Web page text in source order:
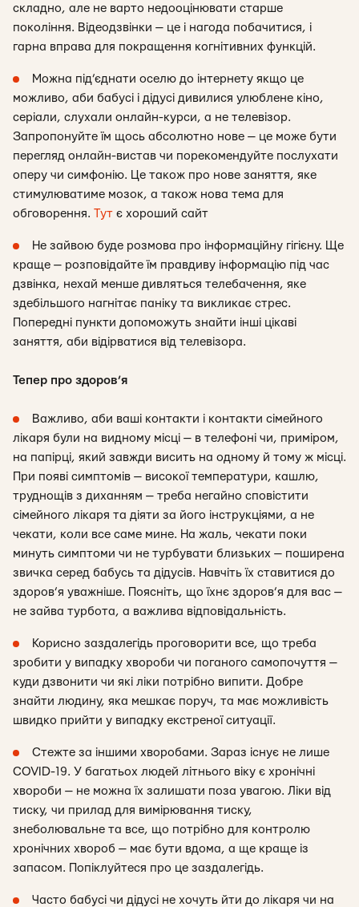
складно, але не варто недооцінювати старше
покоління. Відеодзвінки — це і нагода побачитися, і
гарна вправа для покращення когнітивних функцій.
Можна під’єднати оселю до інтернету якщо це
можливо, аби бабусі і дідусі дивилися улюблене кіно,
серіали, слухали онлайн-курси, а не телевізор.
Запропонуйте їм щось абсолютно нове — це може бути
перегляд онлайн-вистав чи порекомендуйте послухати
оперу чи симфонію. Це також про нове заняття, яке
стимулюватиме мозок, а також нова тема для
обговорення. Тут є хороший сайт
Не зайвою буде розмова про інформаційну гігієну. Ще
краще — розповідайте їм правдиву інформацію під час
дзвінка, нехай менше дивляться телебачення, яке
здебільшого нагнітає паніку та викликає стрес.
Попередні пункти допоможуть знайти інші цікаві
заняття, аби відірватися від телевізора.
Тепер про здоров’я
Важливо, аби ваші контакти і контакти сімейного
лікаря були на видному місці — в телефоні чи, приміром,
на папірці, який завжди висить на одному й тому ж місці.
При появі симптомів — високої температури, кашлю,
труднощів з диханням — треба негайно сповістити
сімейного лікаря та діяти за його інструкціями, а не
чекати, коли все саме мине. На жаль, чекати поки
минуть симптоми чи не турбувати близьких — поширена
звичка серед бабусь та дідусів. Навчіть їх ставитися до
здоров’я уважніше. Поясніть, що їхнє здоров’я для вас —
не зайва турбота, а важлива відповідальність.
Корисно заздалегідь проговорити все, що треба
зробити у випадку хвороби чи поганого самопочуття —
куди дзвонити чи які ліки потрібно випити. Добре
знайти людину, яка мешкає поруч, та має можливість
швидко прийти у випадку екстреної ситуації.
Стежте за іншими хворобами. Зараз існує не лише
COVID-19. У багатьох людей літнього віку є хронічні
хвороби — не можна їх залишати поза увагою. Ліки від
тиску, чи прилад для вимірювання тиску,
знеболювальне та все, що потрібно для контролю
хронічних хвороб — має бути вдома, а ще краще із
запасом. Попіклуйтеся про це заздалегідь.
Часто бабусі чи дідусі не хочуть йти до лікаря чи на